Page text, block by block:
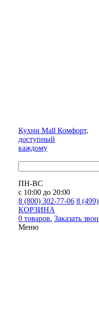
Кухни Mall Комфорт,
доступный
каждому
ПН-ВС
с 10:00 до 20:00
8 (800) 302-77-06 8
КОРЗИНА
0 товаров. Заказать
Меню